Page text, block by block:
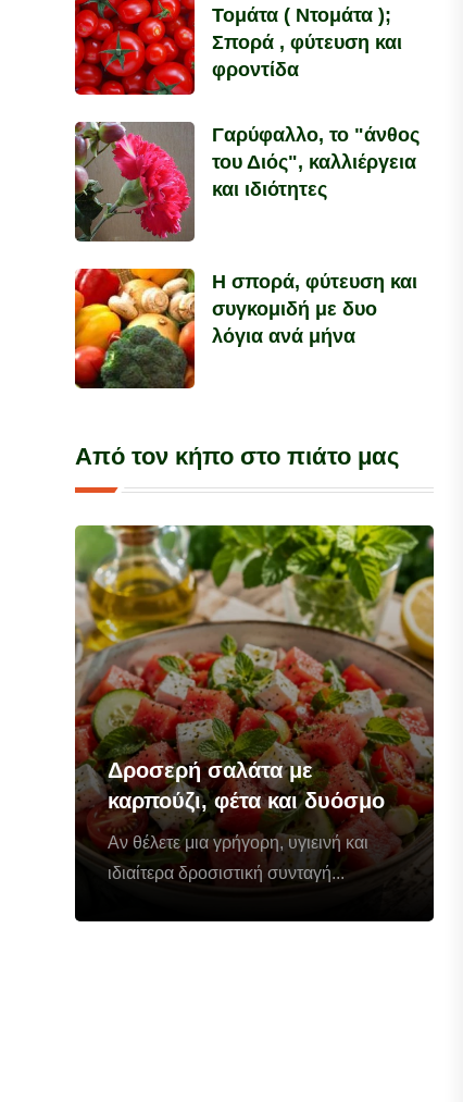
Τομάτα ( Ντομάτα );
Σπορά , φύτευση και
φροντίδα
Γαρύφαλλο, το "άνθος
του Διός", καλλιέργεια
και ιδιότητες
Η σπορά, φύτευση και
συγκομιδή με δυο
λόγια ανά μήνα
Από τον κήπο στο πιάτο μας
Δροσερή σαλάτα με
καρπούζι, φέτα και δυόσμο
Αν θέλετε μια γρήγορη, υγιεινή και
ιδιαίτερα δροσιστική συνταγή...